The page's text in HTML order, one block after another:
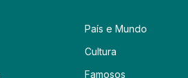
País e Mundo
Cultura
Famosos